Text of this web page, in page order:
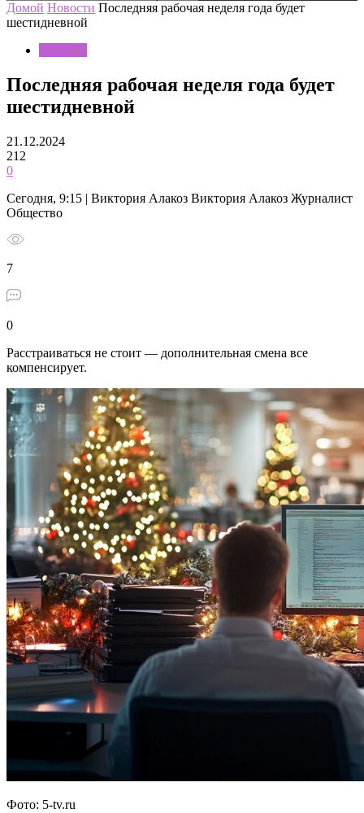
Домой Новости Последняя рабочая неделя года будет
шестидневной
Последняя рабочая неделя года будет
шестидневной
21.12.2024
212
0
Сегодня, 9:15 | Виктория Алакоз Виктория Алакоз Журналист
Общество
7
0
Расстраиваться не стоит — дополнительная смена все
компенсирует.
Фото: 5-tv.ru